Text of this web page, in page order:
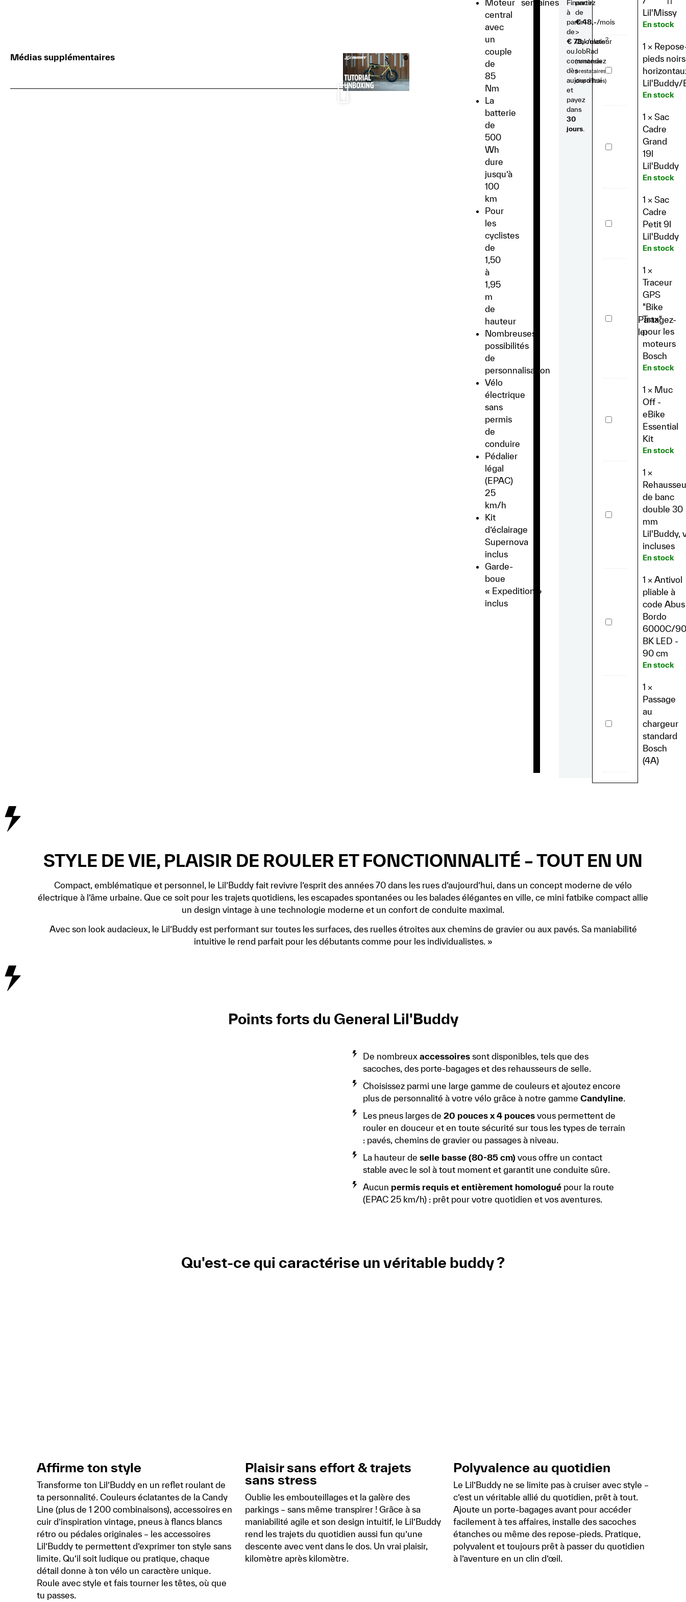
Médias supplémentaires
Moteur
central
avec
un
couple
de
85
Nm
La
batterie
de
500
Wh
dure
jusqu’à
100
km
Pour
les
cyclistes
de
1,50
à
1,95
m
de
hauteur
Nombreuses
possibilités
de
personnalisation
Vélo
électrique
sans
permis
de
conduire
Pédalier
légal
(EPAC)
25
km/h
Kit
d’éclairage
Supernova
inclus
Garde-
boue
« Expedition »
inclus
semaines
Financez
à
partir
de
€ 78,-/mois2
ou
commandez
dès
aujourd’hui
et
payez
dans
30
jours.
partir
de
€ 48,-/mois
>
Calculateur
JobRad
(nombreux
prestataires
disponibles)
Lil'Missy
Lil'Missy
En stock
Repose-
pieds
noirs
horizontaux
Lil'Buddy/Biggie
1 ×
pieds noirs
Lil'Buddy/
En stock
Sac
Cadre
1 × Sac
Cadre
Grand
19l
Lil'Buddy
En stock
Sac
Cadre
1 × Sac
Cadre
Petit 9l
Lil'Buddy
En stock
Traceur
GPS
1 ×
Traceur
GPS
"Bike
Trax"
pour les
moteurs
Bosch
En stock
Muc
Off
1 × Muc
Off -
eBike
Essential
Kit
En stock
Rehausseurs
de
vis
1 ×
de banc
double 30
mm
Lil'Buddy,
incluses
En stock
Antivol
pliable
6000C/90
BK
1 × Antivol
pliable à
code Abus
Bordo
6000C/90
BK LED -
90 cm
En stock
Passage
au
1 ×
Passage
au
chargeur
standard
Bosch
(4A)
Partagez-
le:
STYLE DE VIE, PLAISIR DE ROULER ET FONCTIONNALITÉ – TOUT EN UN
Compact, emblématique et personnel, le Lil’Buddy fait revivre l’esprit des années 70 dans les rues d’aujourd’hui, dans un concept moderne de vélo
électrique à l’âme urbaine. Que ce soit pour les trajets quotidiens, les escapades spontanées ou les balades élégantes en ville, ce mini fatbike compact allie
un design vintage à une technologie moderne et un confort de conduite maximal.
Avec son look audacieux, le Lil’Buddy est performant sur toutes les surfaces, des ruelles étroites aux chemins de gravier ou aux pavés. Sa maniabilité
intuitive le rend parfait pour les débutants comme pour les individualistes. »
Points forts du General Lil'Buddy
De nombreux accessoiressont disponibles, tels que des
sacoches, des porte-bagages et des rehausseurs de selle.
Choisissez parmi une large gamme de couleurs et ajoutez encore
plus de personnalité à votre vélo grâce à notre gamme Candyline.
Les pneus larges de 20 pouces x 4 poucesvous permettent de
rouler en douceur et en toute sécurité sur tous les types de terrain
: pavés, chemins de gravier ou passages à niveau.
La hauteur de selle basse (80-85 cm) vous offre un contact
stable avec le sol à tout moment et garantit une conduite sûre.
Aucun permis requis et entièrement homologuépour la route
(EPAC 25 km/h) : prêt pour votre quotidien et vos aventures.
Qu'est-ce qui caractérise un véritable buddy ?
Affirme ton style
Transforme ton Lil’Buddy en un reflet roulant de
ta personnalité. Couleurs éclatantes de la Candy
Line (plus de 1 200 combinaisons), accessoires en
cuir d’inspiration vintage, pneus à flancs blancs
rétro ou pédales originales – les accessoires
Lil’Buddy te permettent d’exprimer ton style sans
limite. Qu’il soit ludique ou pratique, chaque
détail donne à ton vélo un caractère unique.
Roule avec style et fais tourner les têtes, où que
tu passes.
Plaisir sans effort & trajets
sans stress
Oublie les embouteillages et la galère des
parkings – sans même transpirer ! Grâce à sa
maniabilité agile et son design intuitif, le Lil’Buddy
rend les trajets du quotidien aussi fun qu’une
descente avec vent dans le dos. Un vrai plaisir,
kilomètre après kilomètre.
Polyvalence au quotidien
Le Lil’Buddy ne se limite pas à cruiser avec style –
c’est un véritable allié du quotidien, prêt à tout.
Ajoute un porte-bagages avant pour accéder
facilement à tes affaires, installe des sacoches
étanches ou même des repose-pieds. Pratique,
polyvalent et toujours prêt à passer du quotidien
à l’aventure en un clin d’œil.